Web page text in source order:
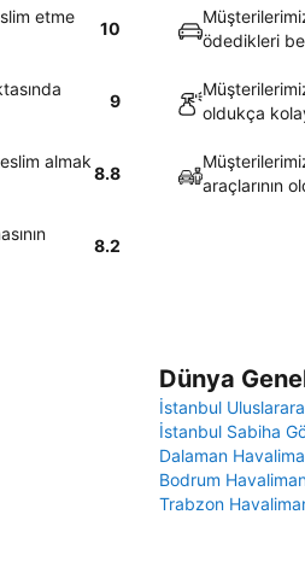
etme
10
ödedikleri
9
oldukça
almak
8.8
araçlarının
8.2
Dünya
İstanbul
İstanbul Sabiha
Dalaman
Bodrum
Trabzon